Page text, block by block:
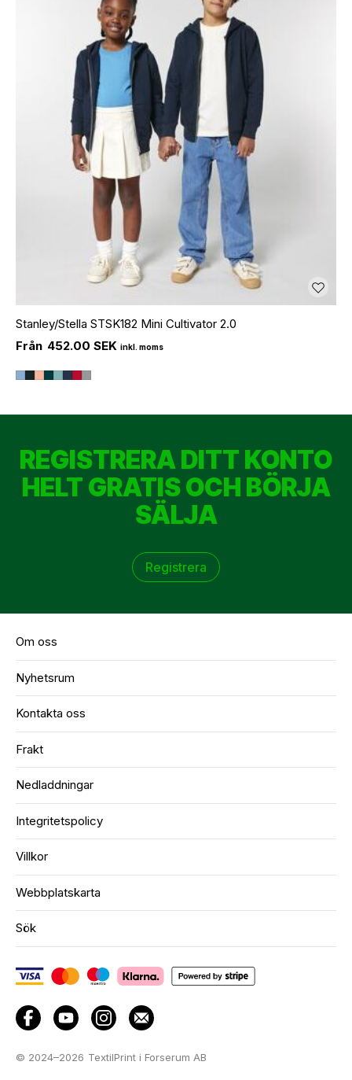
Stanley/Stella STSK182 Mini Cultivator 2.0
452.00 SEK
REGISTRERA DITT KONTO
HELT GRATIS OCH BÖRJA
SÄLJA
Registrera
Om oss
Nyhetsrum
Kontakta oss
Frakt
Nedladdningar
Integritetspolicy
Villkor
Webbplatskarta
Sök
© 2024–2026 TextilPrint i Forserum AB